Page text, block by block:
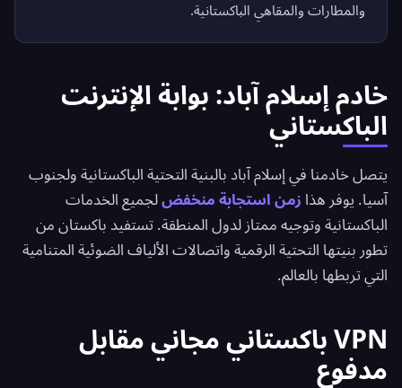
والمطارات والمقاهي الباكستانية.
خادم إسلام آباد: بوابة الإنترنت
الباكستاني
يتصل خادمنا في إسلام آباد بالبنية التحتية الباكستانية ولجنوب
آسيا. يوفر هذا زمن استجابة منخفضلجميع الخدمات
الباكستانية وتوجيه ممتاز لدول المنطقة. تستفيد باكستان من
تطور بنيتها التحتية الرقمية واتصالات الألياف الضوئية المتنامية
التي تربطها بالعالم.
VPN باكستاني مجاني مقابل
مدفوع